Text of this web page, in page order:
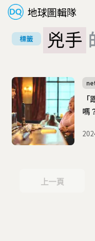
地球圖輯隊
標籤 兇手
嗎
上一頁
上一頁